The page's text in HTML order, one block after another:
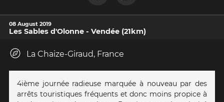
08 August 2019
Les Sables d'Olonne - Vendée (21km)
La Chaize-Giraud, France
4ième journée radieuse marquée à nouveau par des
arrêts touristiques fréquents et donc moins propice à